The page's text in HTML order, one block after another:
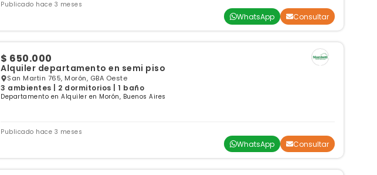
Publicado hace 3 meses
WhatsApp Consultar
$ 650.000
Alquiler departamento en semi piso
San Martin 765, Morón, GBA Oeste
3 ambientes | 2 dormitorios | 1 baño
Departamento en Alquiler en Morón, Buenos Aires
Publicado hace 3 meses
WhatsApp Consultar